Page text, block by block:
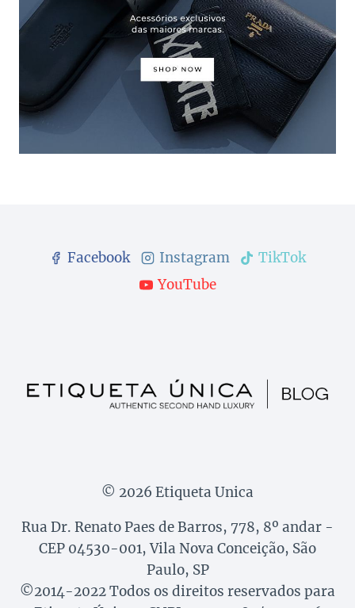
Facebook Instagram
TikTok
YouTube
© 2026 Etiqueta Unica
Rua Dr. Renato Paes de Barros, 778, 8º andar -
CEP 04530-001, Vila Nova Conceição, São
Paulo, SP
©2014-2022 Todos os direitos reservados para